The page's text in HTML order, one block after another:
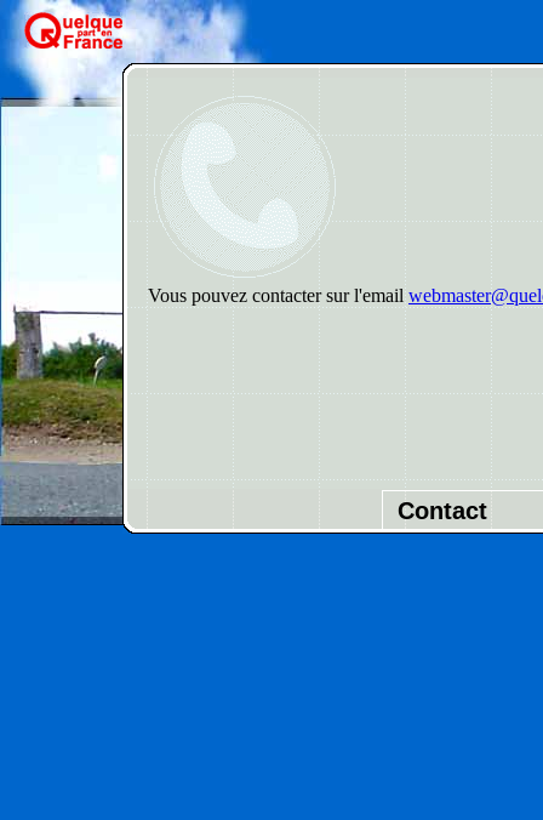
Vous pouvez contacter sur l'email
Contact